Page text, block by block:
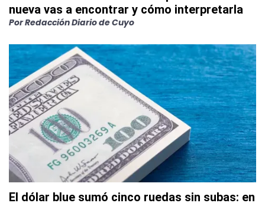
nueva vas a encontrar y cómo interpretarla
PorRedacción Diario de Cuyo
El dólar blue sumó cinco ruedas sin subas: en